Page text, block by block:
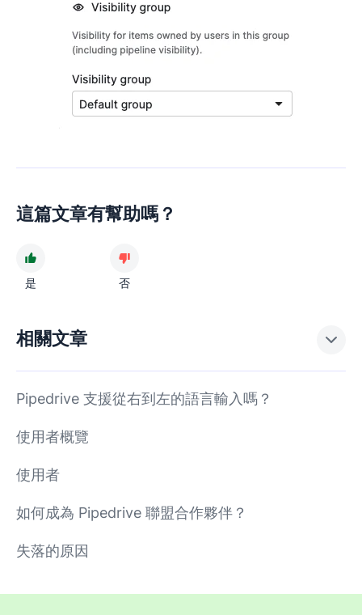
這篇文章有幫助嗎？
是 否
相關文章
Pipedrive 支援從右到左的語言輸入嗎？
使用者概覽
使用者
如何成為 Pipedrive 聯盟合作夥伴？
失落的原因